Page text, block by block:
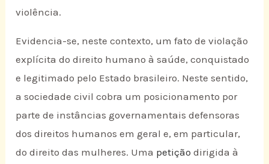
violência.
Evidencia-se, neste contexto, um fato de violação
explícita do direito humano à saúde, conquistado
e legitimado pelo Estado brasileiro. Neste sentido,
a sociedade civil cobra um posicionamento por
parte de instâncias governamentais defensoras
dos direitos humanos em geral e, em particular,
do direito das mulheres. Uma petição dirigida à